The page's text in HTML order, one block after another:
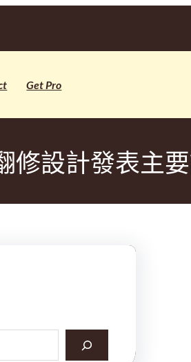
Get Pro
修設計發表主